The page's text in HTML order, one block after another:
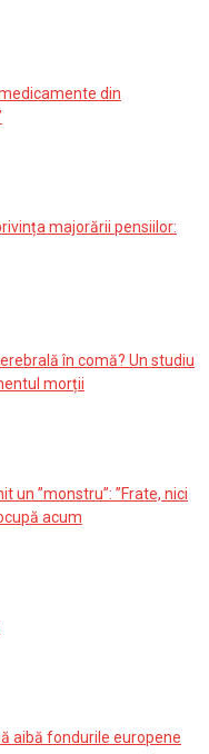
din
majorării pensiilor:
în comă? Un studiu
morții
un ”monstru”: ”Frate, nici
acum
aibă fondurile europene